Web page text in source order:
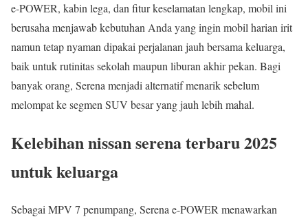
e-POWER, kabin lega, dan fitur keselamatan lengkap, mobil ini
berusaha menjawab kebutuhan Anda yang ingin mobil harian irit
namun tetap nyaman dipakai perjalanan jauh bersama keluarga,
baik untuk rutinitas sekolah maupun liburan akhir pekan. Bagi
banyak orang, Serena menjadi alternatif menarik sebelum
melompat ke segmen SUV besar yang jauh lebih mahal.
Kelebihan nissan serena terbaru 2025
untuk keluarga
Sebagai MPV 7 penumpang, Serena e-POWER menawarkan